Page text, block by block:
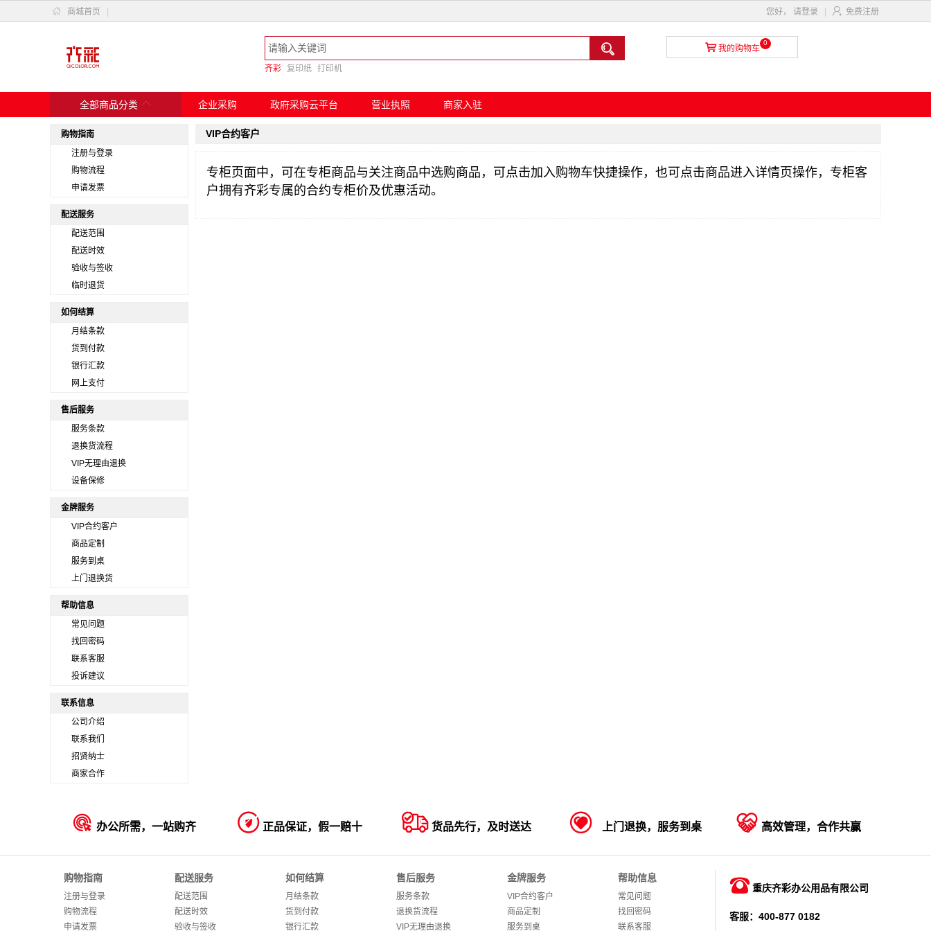
 商城首页 您好， 请登录  免费注册

齐彩 复印纸 打印机
 我的购物车
0
全部商品分类  企业采购 政府采购云平台 营业执照 商家入驻
购物指南
注册与登录
购物流程
申请发票
配送服务
配送范围
配送时效
验收与签收
临时退货
如何结算
月结条款
货到付款
银行汇款
网上支付
售后服务
服务条款
退换货流程
VIP无理由退换
设备保修
金牌服务
VIP合约客户
商品定制
服务到桌
上门退换货
帮助信息
常见问题
找回密码
联系客服
投诉建议
联系信息
公司介绍
联系我们
招贤纳士
商家合作
VIP合约客户
专柜页面中，可在专柜商品与关注商品中选购商品，可点击加入购物车快捷操作，也可点击商品进入详情页操作，专柜客
户拥有齐彩专属的合约专柜价及优惠活动。
 办公所需，一站购齐  正品保证，假一赔十 货品先行，及时送达  上门退换，服务到桌  高效管理，合作共赢
购物指南
注册与登录
购物流程
申请发票
配送服务
配送范围
配送时效
验收与签收
如何结算
月结条款
货到付款
银行汇款
售后服务
服务条款
退换货流程
VIP无理由退换
金牌服务
VIP合约客户
商品定制
服务到桌
帮助信息
常见问题
找回密码
联系客服
重庆齐彩办公用品有限公司
客服：400-877 0182